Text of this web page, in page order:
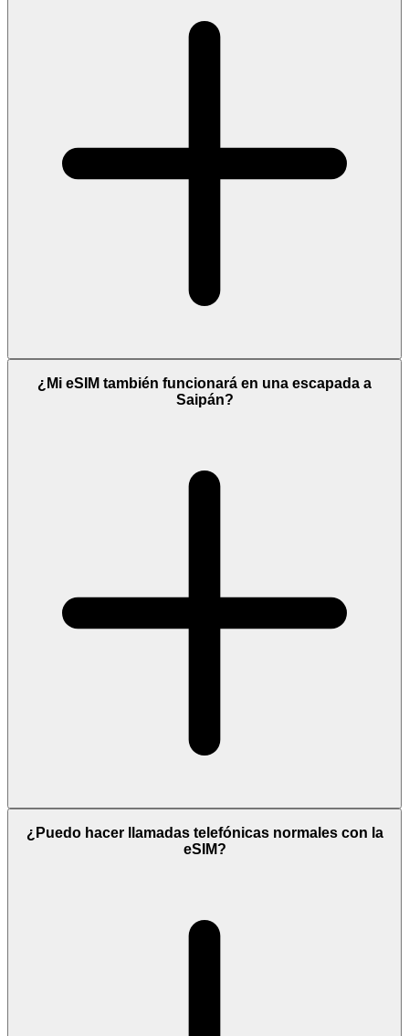
¿Mi eSIM también funcionará en una escapada a
Saipán?
¿Puedo hacer llamadas telefónicas normales con la
eSIM?